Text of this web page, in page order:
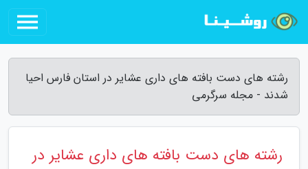
رشته های دست بافته های داری عشایر در استان فارس احیا
شدند - مجله سرگرمی
رشته های دست بافته های داری عشایر در